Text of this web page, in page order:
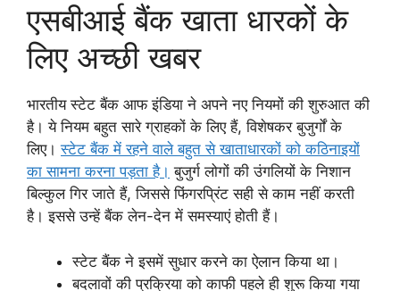
एसबीआई बैंक खाता धारकों के
लिए अच्छी खबर
भारतीय स्टेट बैंक आफ इंडिया ने अपने नए नियमों की शुरुआत की
है। ये नियम बहुत सारे ग्राहकों के लिए हैं, विशेषकर बुजुर्गों के
लिए।स्टेट बैंक में रहने वाले बहुत से खाताधारकों को कठिनाइयों
का सामना करना पड़ता है। बुजुर्ग लोगों की उंगलियों के निशान
बिल्कुल गिर जाते हैं, जिससे फिंगरप्रिंट सही से काम नहीं करती
है। इससे उन्हें बैंक लेन-देन में समस्याएं होती हैं।
स्टेट बैंक ने इसमें सुधार करने का ऐलान किया था।
बदलावों की प्रक्रिया को काफी पहले ही शुरू किया गया